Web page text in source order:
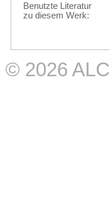
Benutzte Literatur
zu diesem Werk:
© 2026